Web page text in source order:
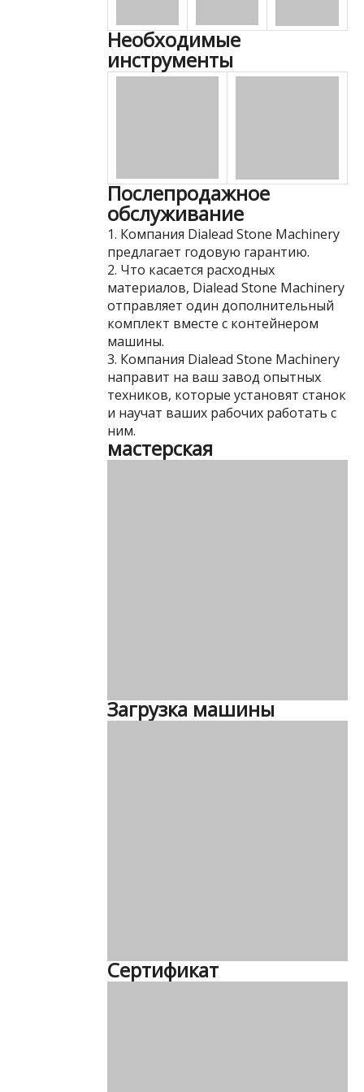
Необходимые
инструменты
Послепродажное
обслуживание
1. Компания Dialead Stone Machinery
предлагает годовую гарантию.
2. Что касается расходных
материалов, Dialead Stone Machinery
отправляет один дополнительный
комплект вместе с контейнером
машины.
3. Компания Dialead Stone Machinery
направит на ваш завод опытных
техников, которые установят станок
и научат ваших рабочих работать с
ним.
мастерская
Загрузка машины
Сертификат